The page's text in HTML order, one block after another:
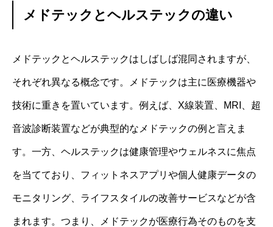
メドテックとヘルステックの違い
メドテックとヘルステックはしばしば混同されますが、
それぞれ異なる概念です。メドテックは主に医療機器や
技術に重きを置いています。例えば、X線装置、MRI、超
音波診断装置などが典型的なメドテックの例と言えま
す。一方、ヘルステックは健康管理やウェルネスに焦点
を当てており、フィットネスアプリや個人健康データの
モニタリング、ライフスタイルの改善サービスなどが含
まれます。つまり、メドテックが医療行為そのものを支